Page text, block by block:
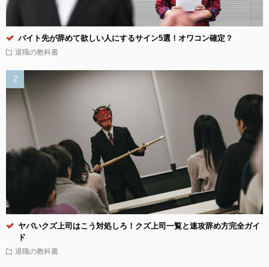
バイト先が辞めて欲しい人にするサイン5選！オワコン確定？
退職の教科書
ヤバいクズ上司はこう対処しろ！クズ上司一覧と速攻辞め方完全ガイ
ド
退職の教科書